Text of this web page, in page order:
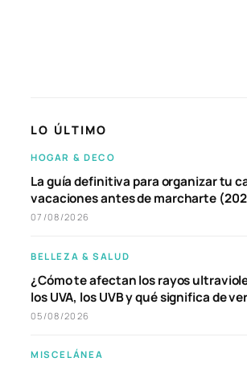
LO ÚLTIMO
HOGAR & DECO
La guía definitiva para organizar tu
vacaciones antes de marcharte
07/08/2026
BELLEZA & SALUD
¿Cómo te afectan los rayos
los UVA, los UVB y qué significa de
05/08/2026
MISCELÁNEA